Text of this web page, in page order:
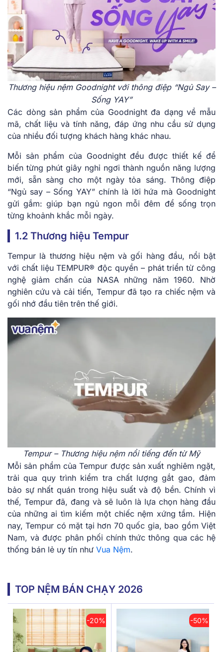
Thương hiệu nệm Goodnight với thông điệp “Ngủ Say –
Sống YAY”
Các dòng sản phẩm của Goodnight đa dạng về mẫu
mã, chất liệu và tính năng, đáp ứng nhu cầu sử dụng
của nhiều đối tượng khách hàng khác nhau.
Mỗi sản phẩm của Goodnight đều được thiết kế để
biến từng phút giây nghỉ ngơi thành nguồn năng lượng
mới, sẵn sàng cho một ngày tỏa sáng. Thông điệp
“Ngủ say – Sống YAY” chính là lời hứa mà Goodnight
gửi gắm: giúp bạn ngủ ngon mỗi đêm để sống trọn
từng khoảnh khắc mỗi ngày.
1.2 Thương hiệu Tempur
Tempur là thương hiệu nệm và gối hàng đầu, nổi bật
với chất liệu TEMPUR® độc quyền – phát triển từ công
nghệ giảm chấn của NASA những năm 1960. Nhờ
nghiên cứu và cải tiến, Tempur đã tạo ra chiếc nệm và
gối nhớ đầu tiên trên thế giới.
Tempur – Thương hiệu nệm nổi tiếng đến từ Mỹ
Mỗi sản phẩm của Tempur được sản xuất nghiêm ngặt,
trải qua quy trình kiểm tra chất lượng gắt gao, đảm
bảo sự nhất quán trong hiệu suất và độ bền. Chính vì
thế, Tempur đã, đang và sẽ luôn là lựa chọn hàng đầu
của những ai tìm kiếm một chiếc nệm xứng tầm. Hiện
nay, Tempur có mặt tại hơn 70 quốc gia, bao gồm Việt
Nam, và được phân phối chính thức thông qua các hệ
thống bán lẻ uy tín như Vua Nệm.
TOP NỆM BÁN CHẠY 2026
-20% -50%